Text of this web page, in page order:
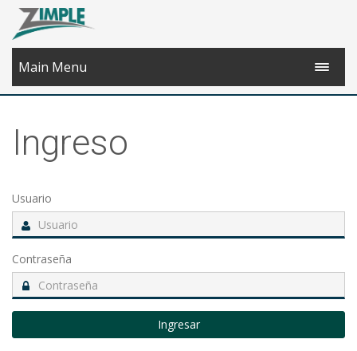
Main Menu
Ingreso
Usuario
Contraseña
Ingresar